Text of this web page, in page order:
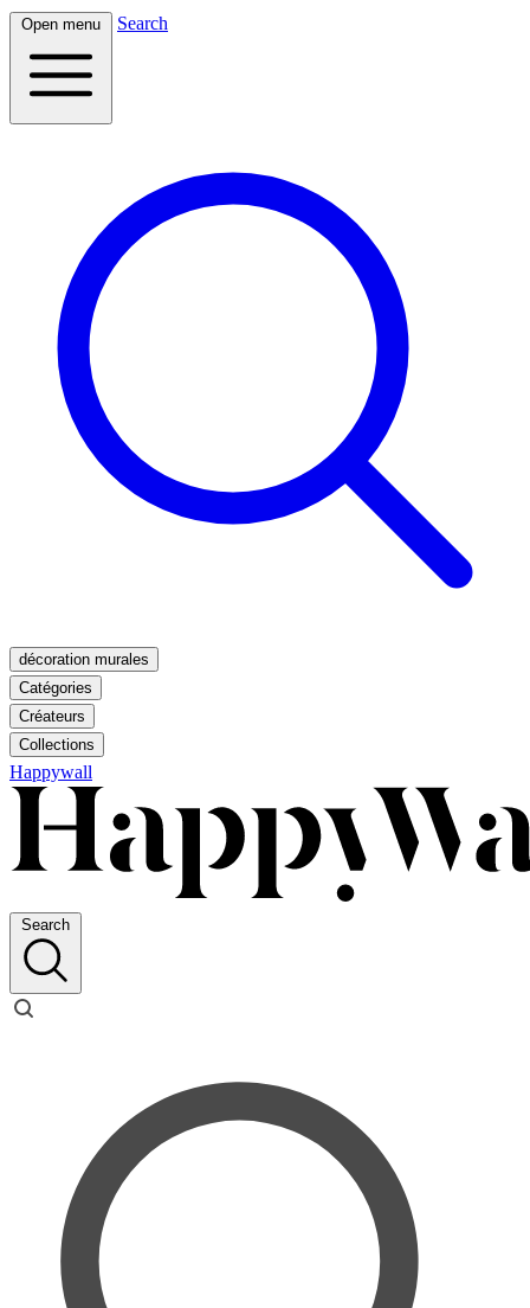
Open menu Search
décoration murales
Catégories
Créateurs
Collections
Happywall
Search